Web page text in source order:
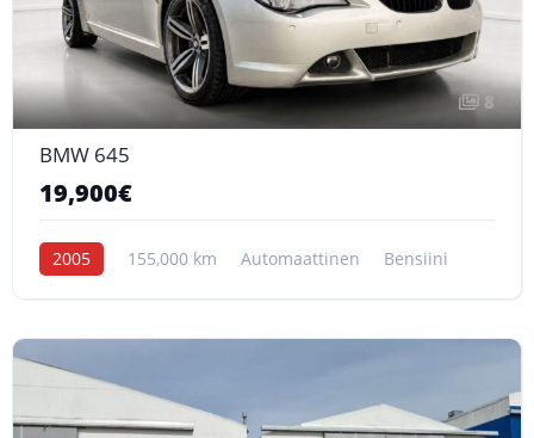
8
BMW 645
19,900€
2005 155,000 km Automaattinen Bensiini